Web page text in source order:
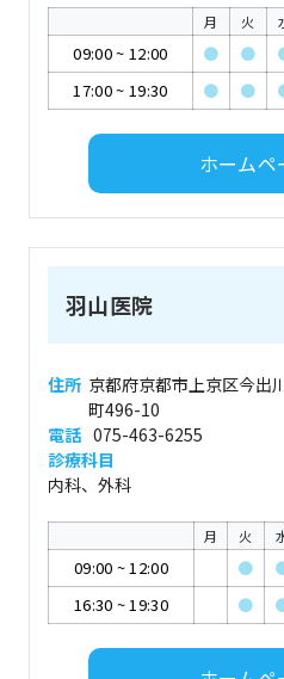
月 火
09:00~ 12:00 ● ●
17:00~ 19:30 ● ●
ホームペ
羽山医院
住所 京都府京都市上京区今出
町496-10
電話 075-463-6255
診療科目
内科、外科
月 火
09:00 ~12:00 ●
16:30 ~19:30 ●